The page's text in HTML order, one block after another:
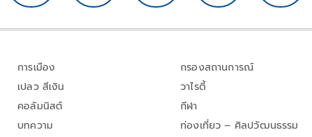
การเมือง
เปลว สีเงิน
คอลัมนิสต์
บทความ
กรองสถานการณ์
วาไรตี้
กีฬา
ท่องเที่ยว – ศิลปวัฒนธรรม